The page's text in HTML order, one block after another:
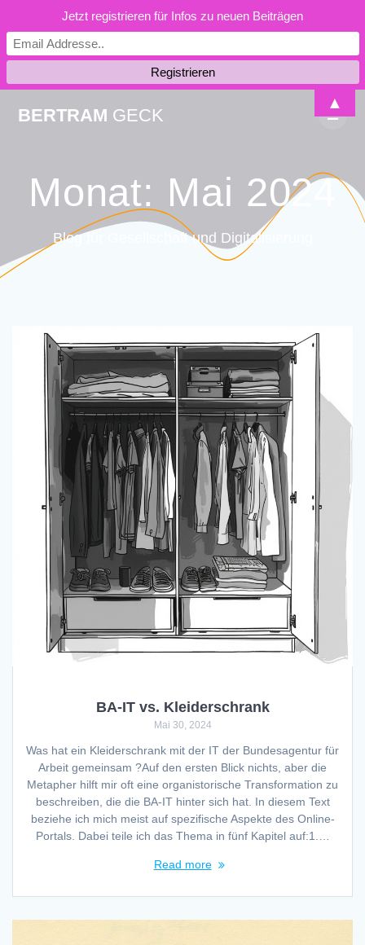
BERTRAM GECK
Monat: Mai 2024
Blog für Gesellschaft und Digitalisierung
BA-IT vs. Kleiderschrank
Mai 30, 2024
Was hat ein Kleiderschrank mit der IT der Bundesagentur für
Arbeit gemeinsam ?Auf den ersten Blick nichts, aber die
Metapher hilft mir oft eine organistorische Transformation zu
beschreiben, die die BA-IT hinter sich hat. In diesem Text
beziehe ich mich meist auf spezifische Aspekte des Online-
Portals. Dabei teile ich das Thema in fünf Kapitel auf:1.…
Read more
Jetzt registrieren für Infos zu neuen Beiträgen
▲